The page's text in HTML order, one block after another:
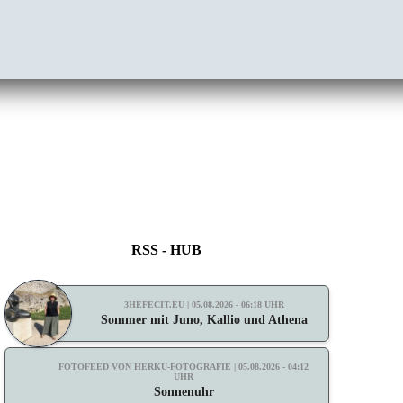
RSS - HUB
3HEFECIT.EU | 05.08.2026 - 06:18 UHR
Sommer mit Juno, Kallio und Athena
FOTOFEED VON HERKU-FOTOGRAFIE | 05.08.2026 - 04:12
UHR
Sonnenuhr